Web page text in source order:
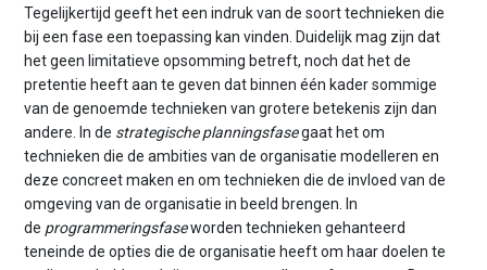
Tegelijkertijd geeft het een indruk van de soort technieken die
bij een fase een toepassing kan vinden. Duidelijk mag zijn dat
het geen limitatieve opsomming betreft, noch dat het de
pretentie heeft aan te geven dat binnen één kader sommige
van de genoemde technieken van grotere betekenis zijn dan
andere. In de strategische planningsfasegaat het om
technieken die de ambities van de organisatie modelleren en
deze concreet maken en om technieken die de invloed van de
omgeving van de organisatie in beeld brengen. In
de programmeringsfaseworden technieken gehanteerd
teneinde de opties die de organisatie heeft om haar doelen te